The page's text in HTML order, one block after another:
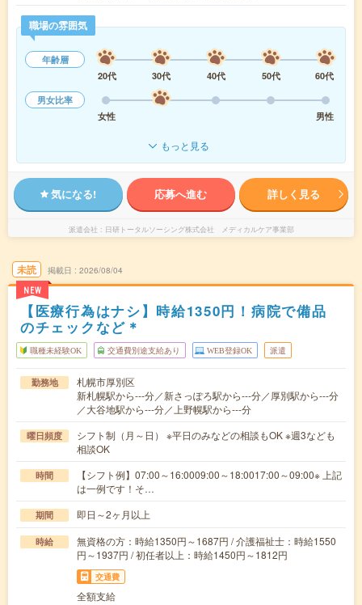
職場の雰囲気
年齢層
20代
30代 40代 50代
60代
男女比率
女性
男性
もっと見る
気になる! 応募へ進む 詳しく見る
派遣会社 日研トータルソーシング株式会社 メディカルケア事業部
未読
NEW
掲載日 2026/08/04
【医療行為はナシ】時給1350円！病院で備品
のチェックなど＊
職種未経験OK 交通費別途支給あり WEB登録OK 派遣
勤務地
札幌市厚別区
新札幌駅から---分／新さっぽろ駅から---分／厚別駅から---分
／大谷地駅から---分／上野幌駅から---分
曜日頻度
シフト制（月～日） ※平日のみなどの相談もOK ※週3なども
相談OK
時間
【シフト例】07:00～16:0009:00～18:0017:00～09:00※ 上記
は一例です！そ…
期間 即日～2ヶ月以上
時給
無資格の方：時給1350円～1687円 / 介護福祉士：時給1550
円～1937円 / 初任者以上：時給1450円～1812円
交通費
全額支給